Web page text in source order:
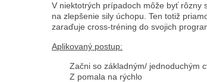
V niektotrých prípadoch môže byť rôzny
na zlepšenie sily úchopu. Ten totiž
zaraďuje cross-tréning do svojich
Aplikovaný postup:
Začni so základným/ jednoduchým
Z pomala na rýchlo